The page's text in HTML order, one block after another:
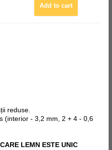
reduse.
(interior - 3,2 mm, 2 + 4 - 0,6
LEMN ESTE UNIC